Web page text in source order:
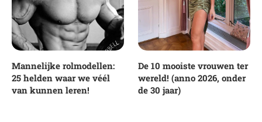
Mannelijke rolmodellen:
25 helden waar we véél
van kunnen leren!
De 10 mooiste vrouwen ter
wereld! (anno 2026, onder
de 30 jaar)